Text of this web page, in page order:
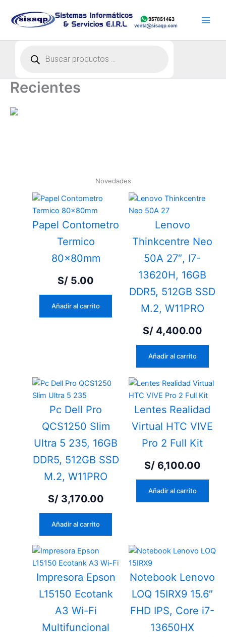
contenido
Recientes
Novedades
Papel Contometro
Termico
80x80mm
S/ 5.00
Añadir al carrito
Lenovo
Thinkcentre Neo
50A 27″, I7-
13620H, 16GB
DDR5, 512GB SSD
M.2, W11PRO
S/4,400.00
Añadir al carrito
Pc Dell Pro
QCS1250 Slim
Ultra 5 235, 16GB
DDR5, 512GB SSD
M.2, W11PRO
S/3,170.00
Añadir al carrito
Lentes Realidad
Virtual HTC VIVE
Pro 2 Full Kit
S/6,100.00
Añadir al carrito
Impresora Epson
L15150 Ecotank
A3 Wi-Fi
Multifuncional
Notebook Lenovo
LOQ 15IRX9 15.6″
FHD IPS, Core i7-
13650HX